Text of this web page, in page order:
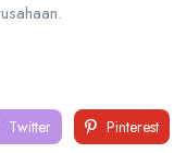
Twitter Pinterest